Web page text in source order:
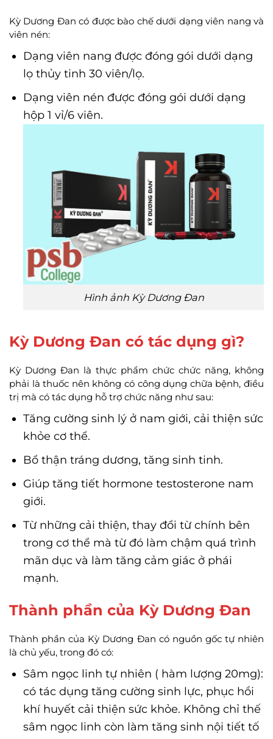
Kỳ Dương Đan có được bào chế dưới dạng viên nang và
viên nén:
Dạng viên nang được đóng gói dưới dạng
lọ thủy tinh 30 viên/lọ.
Dạng viên nén được đóng gói dưới dạng
hộp 1 vỉ/6 viên.
Hình ảnh Kỳ Dương Đan
Kỳ Dương Đan có tác dụng gì?
Kỳ Dương Đan là thực phẩm chức chức năng, không
phải là thuốc nên không có công dụng chữa bệnh, điều
trị mà có tác dụng hỗ trợ chức năng như sau:
Tăng cường sinh lý ở nam giới, cải thiện sức
khỏe cơ thể.
Bổ thận tráng dương, tăng sinh tinh.
Giúp tăng tiết hormone testosterone nam
giới.
Từ những cải thiện, thay đổi từ chính bên
trong cơ thể mà từ đó làm chậm quá trình
mãn dục và làm tăng cảm giác ở phái
mạnh.
Thành phần của Kỳ Dương Đan
Thành phần của Kỳ Dương Đan có nguồn gốc tự nhiên
là chủ yếu, trong đó có:
Sâm ngọc linh tự nhiên ( hàm lượng 20mg):
có tác dụng tăng cường sinh lực, phục hồi
khí huyết cải thiện sức khỏe. Không chỉ thế
sâm ngọc linh còn làm tăng sinh nội tiết tố